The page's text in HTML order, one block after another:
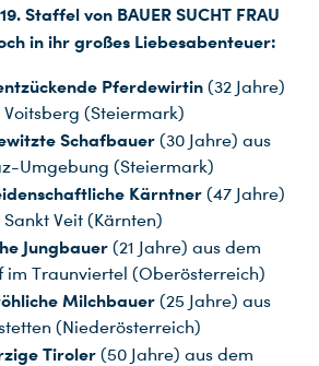
Staffel von BAUER SUCHT FRAU
in ihr großes Liebesabenteuer:
Pferdewirtin (32 Jahre)
(Steiermark)
Schafbauer (30 Jahre) aus
Umgebung (Steiermark)
Kärntner (47 Jahre)
Veit (Kärnten)
Jungbauer (21 Jahre) aus dem
im Traunviertel (Oberösterreich)
Milchbauer (25 Jahre) aus
(Niederösterreich)
Tiroler (50 Jahre) aus dem